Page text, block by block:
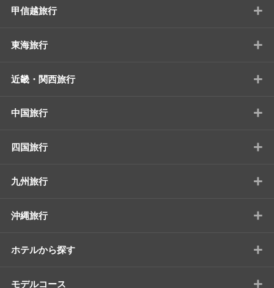
甲信越旅行 +
東海旅行 +
近畿・関西旅行 +
中国旅行 +
四国旅行 +
九州旅行 +
沖縄旅行 +
ホテルから探す +
モデルコース +